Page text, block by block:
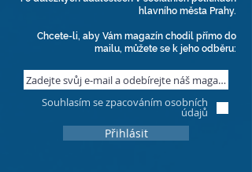
hlavního města Prahy.
Chcete-li, aby Vám magazín chodil přímo do
mailu, můžete se k jeho odběru:
Souhlasím se zpacováním osobních
údajů
Přihlásit